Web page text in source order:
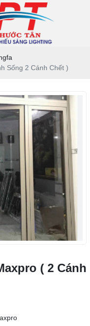
Sống 2 Cánh Chết )
( 2 Cánh